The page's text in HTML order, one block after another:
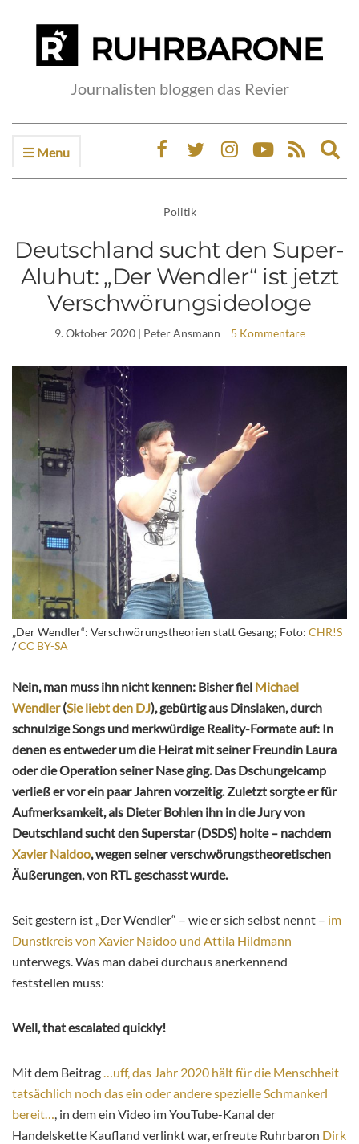
Journalisten bloggen das Revier
Menu
Politik
Deutschland sucht den Super-
Aluhut: „Der Wendler“ ist jetzt
Verschwörungsideologe
9. Oktober 2020| Peter Ansmann 5 Kommentare
„Der Wendler“: Verschwörungstheorien statt Gesang; Foto: CHR!S
/CC BY-SA
Nein, man muss ihn nicht kennen: Bisher fiel Michael
Wendler(Sie liebt den DJ), gebürtig aus Dinslaken, durch
schnulzige Songs und merkwürdige Reality-Formate auf: In
denen es entweder um die Heirat mit seiner Freundin Laura
oder die Operation seiner Nase ging. Das Dschungelcamp
verließ er vor ein paar Jahren vorzeitig. Zuletzt sorgte er für
Aufmerksamkeit, als Dieter Bohlen ihn in die Jury von
Deutschland sucht den Superstar (DSDS) holte – nachdem
Xavier Naidoo, wegen seiner verschwörungstheoretischen
Äußerungen, von RTL geschasst wurde.
Seit gestern ist „Der Wendler“ – wie er sich selbst nennt – im
Dunstkreis von Xavier Naidoo und Attila Hildmann
unterwegs. Was man dabei durchaus anerkennend
feststellen muss:
Well, that escalated quickly!
Mit dem Beitrag…uff, das Jahr 2020 hält für die Menschheit
tatsächlich noch das ein oder andere spezielle Schmankerl
bereit…, in dem ein Video im YouTube-Kanal der
Handelskette Kaufland verlinkt war, erfreute Ruhrbaron Dirk